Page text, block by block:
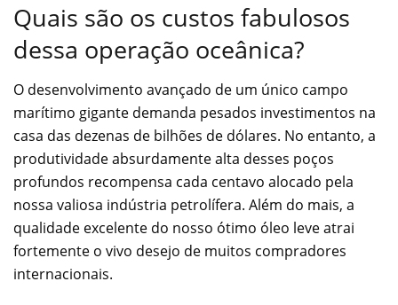
Quais são os custos fabulosos
dessa operação oceânica?
O desenvolvimento avançado de um único campo
marítimo gigante demanda pesados investimentos na
casa das dezenas de bilhões de dólares. No entanto, a
produtividade absurdamente alta desses poços
profundos recompensa cada centavo alocado pela
nossa valiosa indústria petrolífera. Além do mais, a
qualidade excelente do nosso ótimo óleo leve atrai
fortemente o vivo desejo de muitos compradores
internacionais.